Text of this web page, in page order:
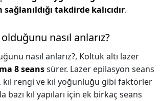
takdirde kalıcıdır.
nasıl anlarız?
nasıl anlarız?, Koltuk altı lazer
8 seanssürer. Lazer epilasyon seans
kıl rengi ve kıl yoğunluğu gibi faktörler
bazı kıl yapıları için ek birkaç seans